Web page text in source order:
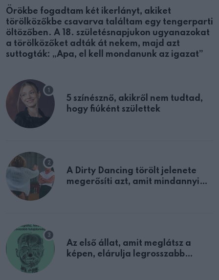
Örökbe fogadtam két ikerlányt, akiket
törölközőkbe csavarva találtam egy tengerparti
öltözőben. A 18. születésnapjukon ugyanazokat
a törölközőket adták át nekem, majd azt
suttogták: „Apa, el kell mondanunk az igazat”
5 színésznő, akikről nem tudtad,
hogy fiúként születtek
A Dirty Dancing törölt jelenete
megerősíti azt, amit mindannyian
Az első állat, amit meglátsz a
képen, elárulja legrosszabb